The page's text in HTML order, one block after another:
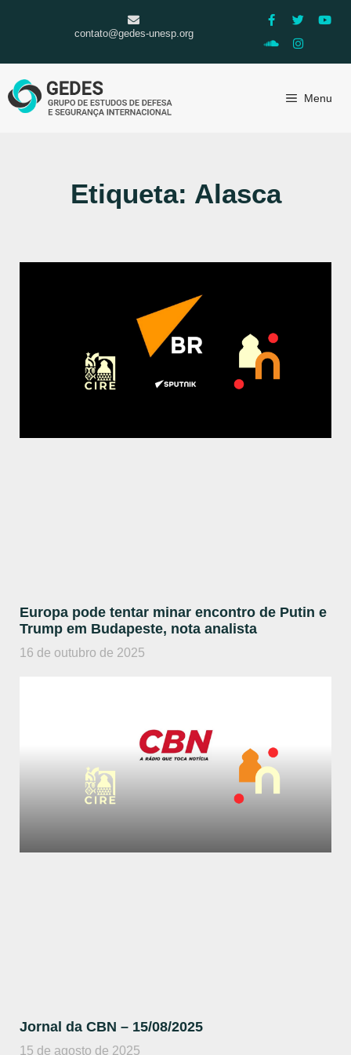
contato@gedes-unesp.org
Menu
Etiqueta: Alasca
Europa pode tentar minar encontro de Putin e
Trump em Budapeste, nota analista
16 de outubro de 2025
Jornal da CBN – 15/08/2025
15 de agosto de 2025